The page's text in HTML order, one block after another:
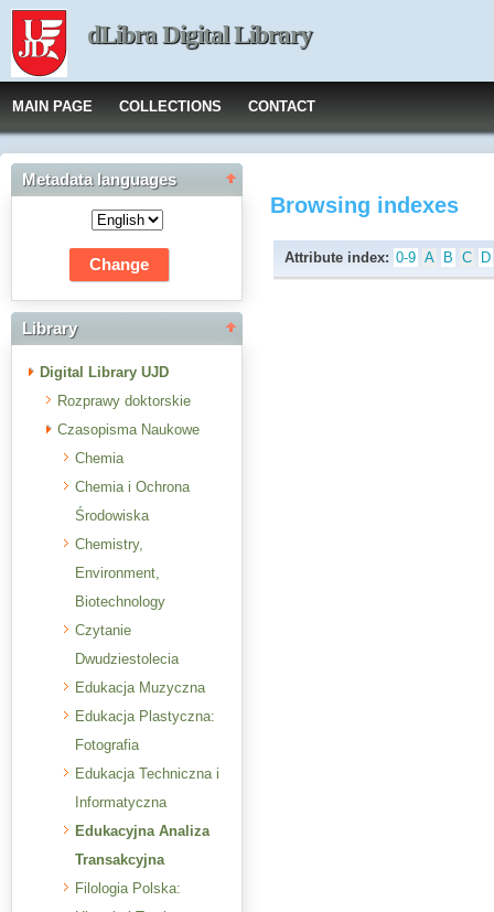
dLibra Digital Library
MAIN PAGE COLLECTIONS CONTACT
Metadata languages
Library
Digital Library UJD
Rozprawy doktorskie
Czasopisma Naukowe
Chemia
Chemia i Ochrona
Środowiska
Chemistry,
Environment,
Biotechnology
Czytanie
Dwudziestolecia
Edukacja Muzyczna
Edukacja Plastyczna:
Fotografia
Edukacja Techniczna i
Informatyczna
Edukacyjna Analiza
Transakcyjna
Filologia Polska:
Browsing indexes
Attribute index: 0-9 A B C D